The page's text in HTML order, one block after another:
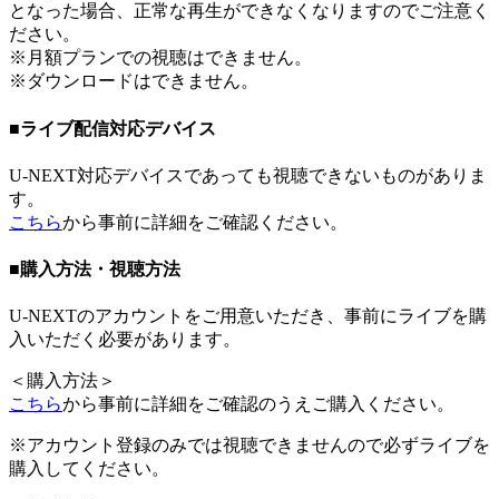
となった場合、正常な再生ができなくなりますのでご注意く
ださい。
※月額プランでの視聴はできません。
※ダウンロードはできません。
■ライブ配信対応デバイス
U-NEXT対応デバイスであっても視聴できないものがありま
す。
こちらから事前に詳細をご確認ください。
■購入方法・視聴方法
U-NEXTのアカウントをご用意いただき、事前にライブを購
入いただく必要があります。
＜ 購入方法 ＞
こちらから事前に詳細をご確認のうえご購入ください。
※アカウント登録のみでは視聴できませんので必ずライブを
購入してください。